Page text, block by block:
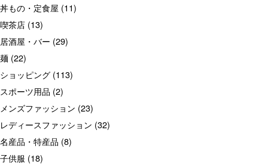
丼もの・定食屋 (11)
喫茶店 (13)
居酒屋・バー (29)
麺 (22)
ショッピング (113)
スポーツ用品 (2)
メンズファッション (23)
レディースファッション (32)
名産品・特産品 (8)
子供服 (18)